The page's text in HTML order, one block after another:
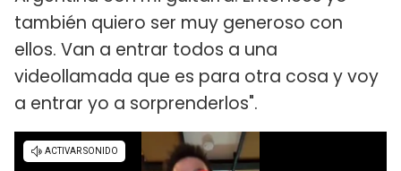
también quiero ser muy generoso con
ellos. Van a entrar todos a una
videollamada que es para otra cosa y voy
a entrar yo a sorprenderlos".